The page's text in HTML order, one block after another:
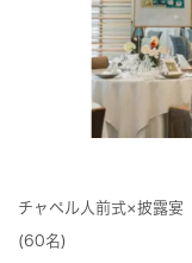
チャペル人前式×披露宴
(60名)